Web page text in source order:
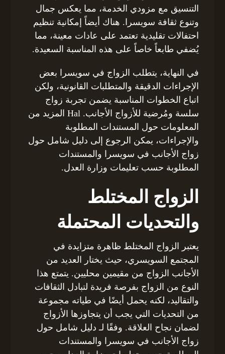
التنسيق مع مزودي الخدمة، مما يعكس جمال
وتنوع ثقافة سويسرا. هناك أيضاً إمكانية تنظيم
احتفالات تقليدية تعتمد على عادات معينة، مما
يُضفي طابعاً خاصاً على هذه المناسبة السعيدة.
في النهاية، يتطلب الزواج في سويسرا بعض
الإجراءات الدقيقة والمتطلبات القانونية، ولكن
اتباع الخطوات المناسبة يضمن تجربة زواج
سلسة ومُرضية للأزواج الأجانب. Hal المزيد من
المعلومات حول المستندات المطلوبة
والإجراءات، يمكن الرجوع إلى دليل شامل حول
زواج الأجانب في سويسرا والمستندات
المطلوبة حسب تعليمات وزارة العدل.
الزواج المختلط
والتحديات المحتملة
يعتبر الزواج المختلط ظاهرة متزايدة في
المجتمع السويسري، حيث يختار العديد من
الأجانب الزواج من مقيمين محليين. يتمتع هذا
النوع من الزواج بفرصة فريدة لتبادل الثقافات
والتقاليد، لكنه يحمل أيضًا في طياته مجموعة
من التحديات التي يجب أن يتجاوزها الأزواج
لضمان نجاح العلاقة. وفقًا لـ دليل شامل حول
زواج الأجانب في سويسرا والمستندات